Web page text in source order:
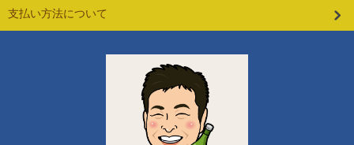
支払い方法について